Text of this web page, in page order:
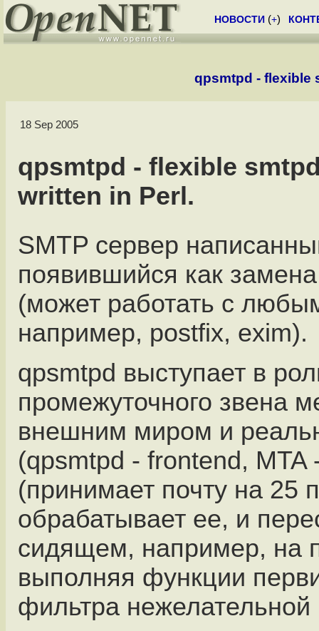
НОВОСТИ (+)
qpsmtpd - flexible
18 Sep 2005
qpsmtpd - flexible
written in Perl.
SMTP сервер
появившийся как
(может работать с
например, postfix, exim).
qpsmtpd выступает в
промежуточного звена
внешним миром и
(qpsmtpd - frontend, MTA
(принимает почту на 25
обрабатывает ее, и
сидящем, например, на
выполняя функции
фильтра нежелательной